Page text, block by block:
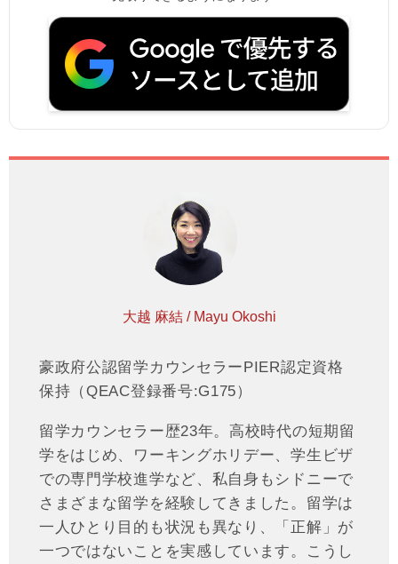
大越 麻結 / Mayu Okoshi
豪政府公認留学カウンセラーPIER認定資格
保持（QEAC登録番号:G175）
留学カウンセラー歴23年。高校時代の短期留
学をはじめ、ワーキングホリデー、学生ビザ
での専門学校進学など、私自身もシドニーで
さまざまな留学を経験してきました。留学は
一人ひとり目的も状況も異なり、「正解」が
一つではないことを実感しています。こうし